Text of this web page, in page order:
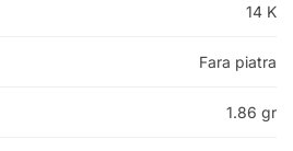
14 K
Fara piatra
1.86 gr